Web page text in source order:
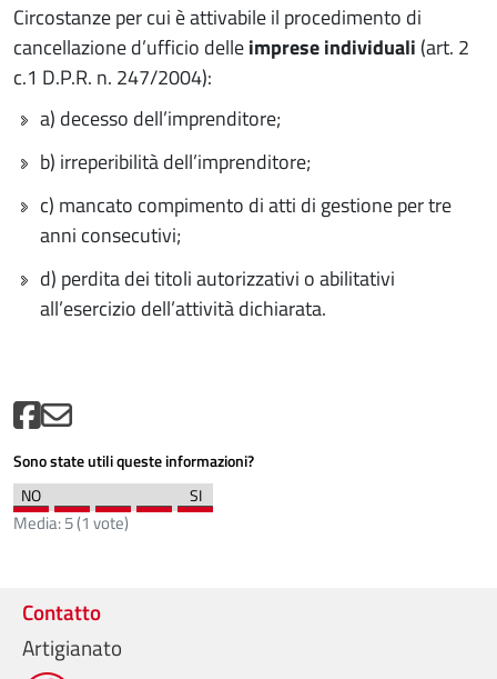
Circostanze per cui è attivabile il procedimento di
cancellazione d’ufficio delleimprese individuali (art. 2
c.1 D.P.R. n. 247/2004):
a) decesso dell’imprenditore;
b) irreperibilità dell’imprenditore;
c) mancato compimento di atti di gestione per tre
anni consecutivi;
d) perdita dei titoli autorizzativi o abilitativi
all’esercizio dell’attività dichiarata.
Sono state utili queste informazioni?
Media:5(1 vote)
Contatto
Artigianato